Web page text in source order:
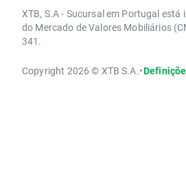
XTB, S.A - Sucursal em Portugal
do Mercado de Valores Mobiliários
341.
Copyright 2026 © XTB S.A.•